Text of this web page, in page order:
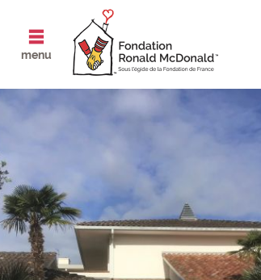
ouvrir le
menu